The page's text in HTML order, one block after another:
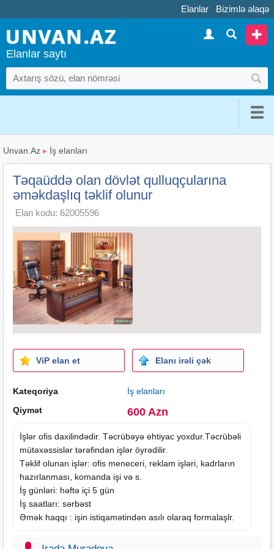
Elanlar Bizimlə əlaqə
Elanlar saytı
Unvan.Az ▸ İş elanları
Təqaüddə olan dövlət qulluqçularına
əməkdaşlıq təklif olunur
Elan kodu: 62005596
ViP elan et Elanı irəli çək
Kateqoriya
İş elanları
Qiymət
600 Azn
İşlər ofis daxilindədir. Təcrübəyə ehtiyac yoxdur.Təcrübəli
mütəxəssislər tərəfindən işlər öyrədilir.
Təklif olunan işlər: ofis meneceri, reklam işləri, kadrların
hazırlanması, komanda işi və s.
İş günləri: həftə içi 5 gün
İş saatları: sərbəst
Əmək haqqı : işin istiqamətindən asılı olaraq formalaşlr.